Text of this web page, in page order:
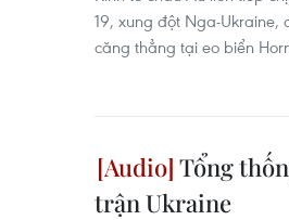
19, xung đột Nga-Ukraine,
căng thẳng tại eo biển
Tổng
trận Ukraine